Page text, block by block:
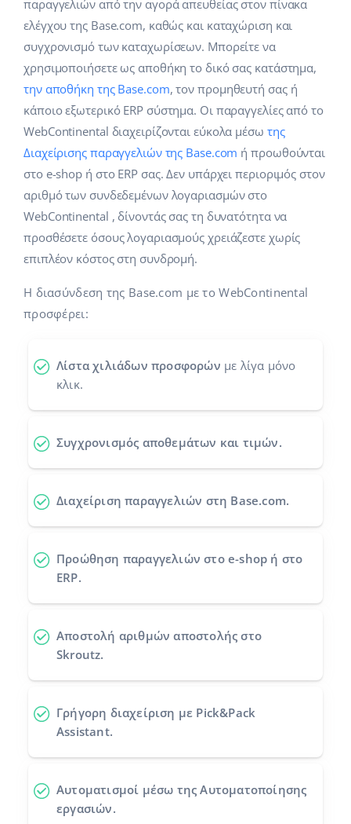
Διαχείριση αποστολών
Αυτοματοποίηση εγασιών
Base Connect
ΑΙ για e-commerce
Κλάδοι
Σπίτι & Κήπος
Παιδικά προϊόντα
Ηλεκτρονικά είδη
Ανταλλακτικά αυτοκινήτων
Σούπερμαρκετ
Υγεία & Ομορφιά
Μόδα
Βοήθεια
Base Academy
Υπηρεσίες
Υλοποιήσεις συστήματος
Έλεγχος λογαριασμού
Άλλα
Προγράμματα συνεργασίας
Επικοινωνία
english (US)
english (GB)
english (IN)
čeština
deutsch
Ελληνικά
español (AR)
español (MX)
polski
português (BR)
română
παραγγελιών από την αγορά απευθείας στον πίνακα
ελέγχου της Base.com, καθώς και καταχώριση και
συγχρονισμό των καταχωρίσεων. Μπορείτε να
χρησιμοποιήσετε ως αποθήκη το δικό σας κατάστημα,
την αποθήκη της Base.com, τον προμηθευτή σας ή
κάποιο εξωτερικό ERP σύστημα. Οι παραγγελίες από το
WebContinental διαχειρίζονται εύκολα μέσω της
Διαχείρισης παραγγελιών της Base.com ή προωθούνται
στο e-shop ή στο ERP σας. Δεν υπάρχει περιοριμός στον
αριθμό των συνδεδεμένων λογαριασμών στο
WebContinental , δίνοντάς σας τη δυνατότητα να
προσθέσετε όσους λογαριασμούς χρειάζεστε χωρίς
επιπλέον κόστος στη συνδρομή.
Η διασύνδεση της Base.com με το WebContinental
προσφέρει:
Λίστα χιλιάδων προσφορών με λίγα μόνο
κλικ.
Συγχρονισμός αποθεμάτων και τιμών.
Διαχείριση παραγγελιών στη Base.com.
Προώθηση παραγγελιώνστο e-shop ή στο
ERP.
Αποστολή αριθμών αποστολής στο
Skroutz.
Γρήγορη διαχείριση με Pick&Pack
Assistant.
Αυτοματισμοί μέσω της Αυτοματοποίησης
εργασιών.